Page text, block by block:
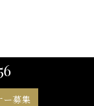
ー募集